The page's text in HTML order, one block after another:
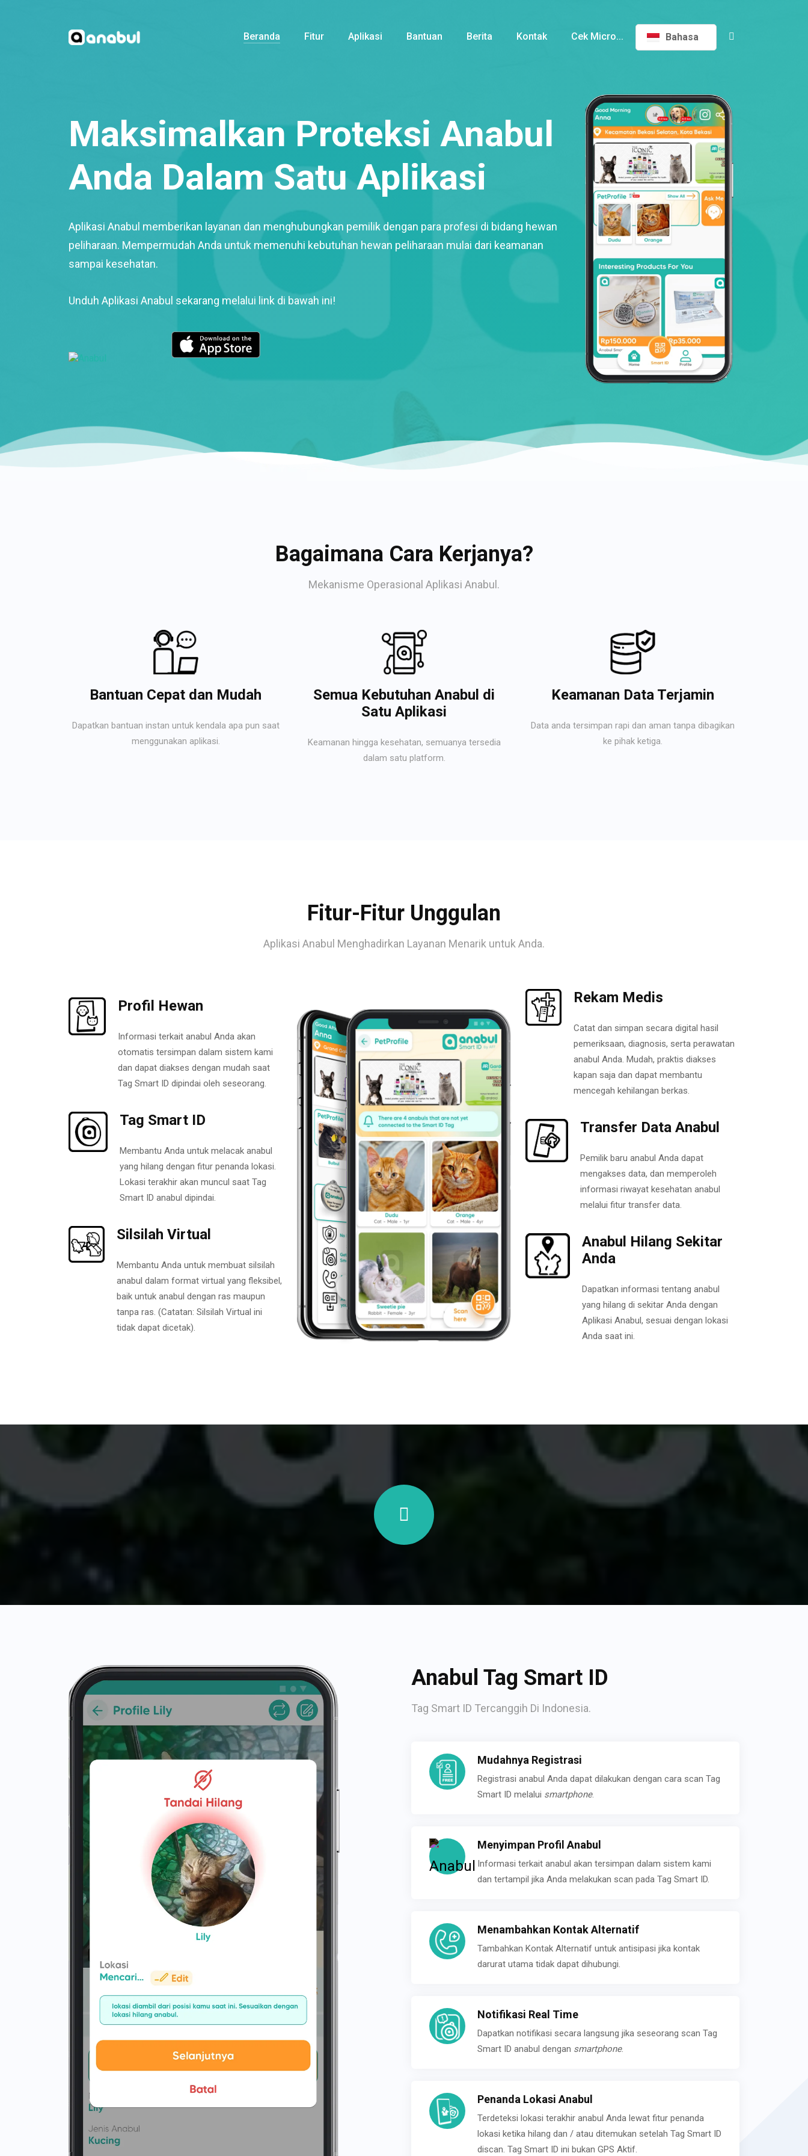
Beranda Fitur Aplikasi Bantuan Berita Kontak Cek Micro... Bahasa
Maksimalkan Proteksi Anabul
Anda Dalam Satu Aplikasi
Aplikasi Anabul memberikan layanan dan menghubungkan pemilik dengan para profesi di bidang hewan
peliharaan. Mempermudah Anda untuk memenuhi kebutuhan hewan peliharaan mulai dari keamanan
sampai kesehatan.
Unduh Aplikasi Anabul sekarang melalui link di bawah ini!
Bagaimana Cara Kerjanya?
Mekanisme Operasional Aplikasi Anabul.
Bantuan Cepat dan Mudah
Dapatkan bantuan instan untuk kendala apa pun saat
menggunakan aplikasi.
Semua Kebutuhan Anabul di
Satu Aplikasi
Keamanan hingga kesehatan, semuanya tersedia
dalam satu platform.
Keamanan Data Terjamin
Data anda tersimpan rapi dan aman tanpa dibagikan
ke pihak ketiga.
Fitur-Fitur Unggulan
Aplikasi Anabul Menghadirkan Layanan Menarik untuk Anda.
Profil Hewan
Informasi terkait anabul Anda akan
otomatis tersimpan dalam sistem kami
dan dapat diakses dengan mudah saat
Tag Smart ID dipindai oleh seseorang.
Tag Smart ID
Membantu Anda untuk melacak anabul
yang hilang dengan fitur penanda lokasi.
Lokasi terakhir akan muncul saat Tag
Smart ID anabul dipindai.
Silsilah Virtual
Membantu Anda untuk membuat silsilah
anabul dalam format virtual yang fleksibel,
baik untuk anabul dengan ras maupun
tanpa ras. (Catatan: Silsilah Virtual ini
tidak dapat dicetak).
Rekam Medis
Catat dan simpan secara digital hasil
pemeriksaan, diagnosis, serta perawatan
anabul Anda. Mudah, praktis diakses
kapan saja dan dapat membantu
mencegah kehilangan berkas.
Transfer Data Anabul
Pemilik baru anabul Anda dapat
mengakses data, dan memperoleh
informasi riwayat kesehatan anabul
melalui fitur transfer data.
Anabul Hilang Sekitar
Anda
Dapatkan informasi tentang anabul
yang hilang di sekitar Anda dengan
Aplikasi Anabul, sesuai dengan lokasi
Anda saat ini.
Anabul Tag Smart ID
Tag Smart ID Tercanggih Di Indonesia.
Mudahnya Registrasi
Registrasi anabul Anda dapat dilakukan dengan cara scan Tag
Smart ID melalui smartphone.
Menyimpan Profil Anabul
Informasi terkait anabul akan tersimpan dalam sistem kami
dan tertampil jika Anda melakukan scan pada Tag Smart ID.
Menambahkan Kontak Alternatif
Tambahkan Kontak Alternatif untuk antisipasi jika kontak
darurat utama tidak dapat dihubungi.
Notifikasi Real Time
Dapatkan notifikasi secara langsung jika seseorang scan Tag
Smart ID anabul dengan smartphone.
Penanda Lokasi Anabul
Terdeteksi lokasi terakhir anabul Anda lewat fitur penanda
lokasi ketika hilang dan / atau ditemukan setelah Tag Smart ID
discan. Tag Smart ID ini bukan GPS Aktif.